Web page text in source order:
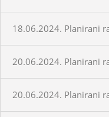
18.06.2024. Planirani
20.06.2024. Planirani
20.06.2024. Planirani